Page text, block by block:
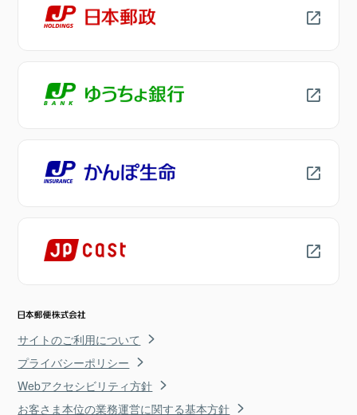
サイトのご利用について
プライバシーポリシー
Webアクセシビリティ方針
お客さま本位の業務運営に関する基本方針